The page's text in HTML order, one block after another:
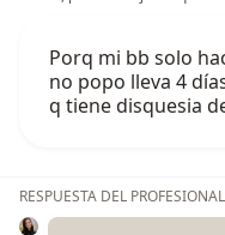
Porq mi bb solo
no popo lleva 4
q tiene disquesia
RESPUESTA DEL